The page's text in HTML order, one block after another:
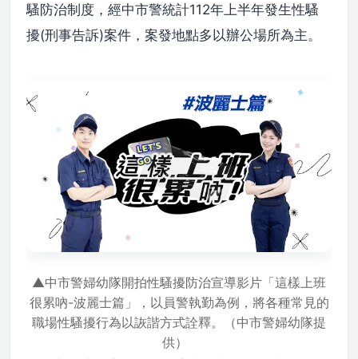
騷防治制度，經中市警統計112年上半年發生性騷
擾(刑事告訴)案件，案發地點多以辦公場所為主。
▲中市警婦幼隊開拍性騷擾防治宣導影片「這樣上班
很累吶-波麗士篇」，以員警執勤為例，將各種常見的
職場性騷擾行為以詼諧方式詮釋。（中市警婦幼隊提
供）